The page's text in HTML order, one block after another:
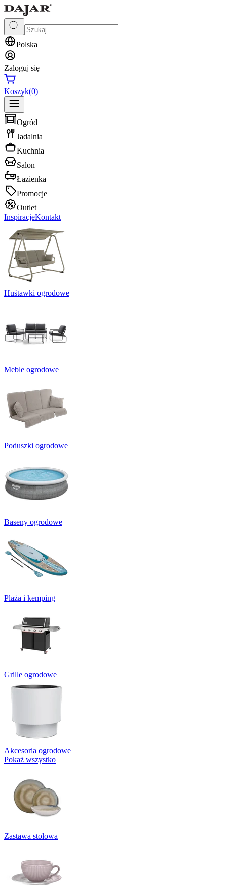
Polska
Zaloguj się
Koszyk(0)
Ogród
Jadalnia
Kuchnia
Salon
Łazienka
Promocje
Outlet
InspiracjeKontakt
Huśtawki ogrodowe
Meble ogrodowe
Poduszki ogrodowe
Baseny ogrodowe
Plaża i kemping
Grille ogrodowe
Akcesoria ogrodowe
Pokaż wszystko
Zastawa stołowa